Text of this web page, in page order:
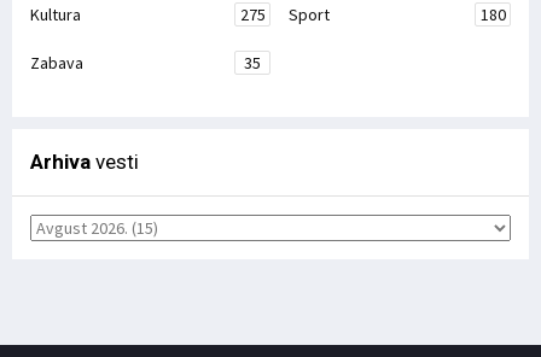
Kultura 275 Sport 180
Zabava 35
Arhiva vesti